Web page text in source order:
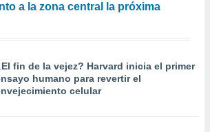
a la zona central la próxima
fin de la vejez? Harvard inicia el primer
humano para revertir el
celular